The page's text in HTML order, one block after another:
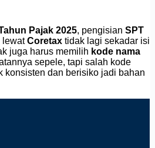
Pajak 2025, pengisian SPT
lewatCoretax tidak lagi sekadar isi
juga harus memilih kode nama
sepele, tapi salah kode
konsisten dan berisiko jadi bahan